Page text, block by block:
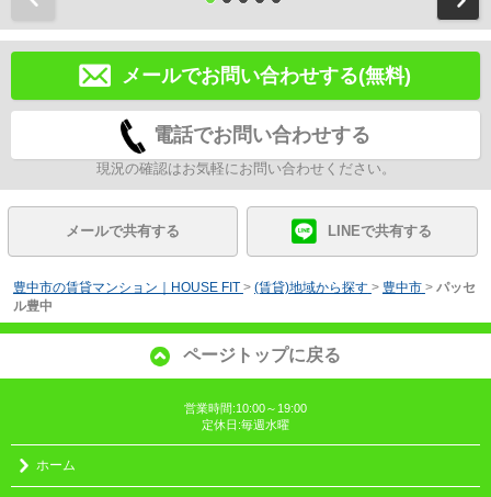
メールでお問い合わせする(無料)
電話でお問い合わせする
現況の確認はお気軽にお問い合わせください。
メールで共有する LINEで共有する
豊中市の賃貸マンション｜HOUSE FIT > (賃貸)地域から探す > 豊中市 > パッセ
ル豊中
ページトップに戻る
営業時間:10:00～19:00
定休日:毎週水曜
ホーム